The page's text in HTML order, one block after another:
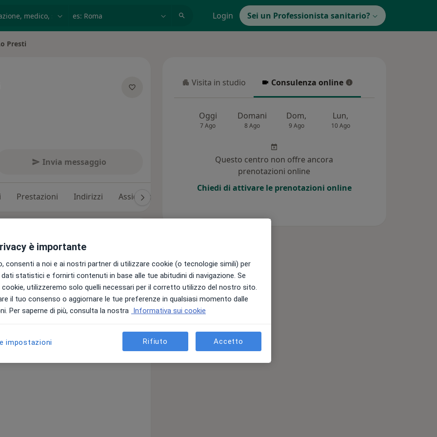
Login Sei un Professionista sanitario?
Presti
Invia messaggio
Prestazioni Indirizzi Assicurazioni
in Psichiatria e Psicoterapia.
presso l'Università degli studi di
in Psichiatria e Psicoterapia con
inerente gli effetti pro-
generazione: il Brexpiprazolo. Ho
poiché ritengo di avere sempre
e un sincero interesse nei
nel corso degli anni; inoltre, fin
passione nei confronti della
prevalentemente al mondo
Nel corso della mia carriera
presso ASP Messina e, in passato,
dei Servizi Sanitari di Base, a
avendo svolto
e cura di numerose patologie
ossessivocompulsivo
Visita in studio
Visita in studio Consulenza online
Consulenza online
Oggi
7 Ago
Domani
8 Ago
Dom,
9 Ago
Lun,
10 Ago
Questo centro non offre ancora
prenotazioni online
Chiedi di attivare le prenotazioni online
è importante
consenti a noi e ai nostri partner di utilizzare cookie (o tecnologie simili) per
statistici e fornirti contenuti in base alle tue abitudini di navigazione. Se
utilizzeremo solo quelli necessari per il corretto utilizzo del nostro sito.
il tuo consenso o aggiornare le tue preferenze in qualsiasi momento dalle
Per saperne di più, consulta la nostra Informativa sui cookie
impostazioni Rifiuto Accetto